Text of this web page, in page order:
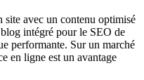
avec un contenu optimisé
intégré pour le SEO de
performante. Sur un marché
en ligne est un avantage